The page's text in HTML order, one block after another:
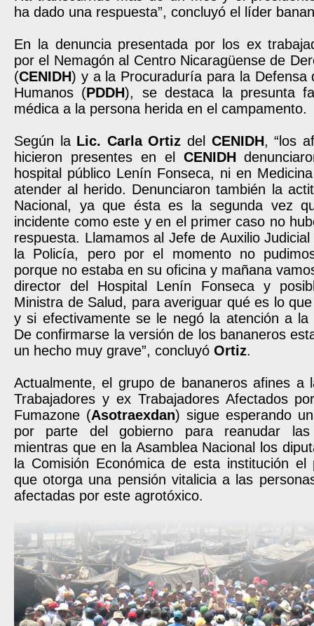
ha dado una respuesta”, concluyó el líder
En la denuncia presentada por los ex
por el Nemagón al Centro Nicaragüense de
(CENIDH) y a la Procuraduría para la Defensa
Humanos (PDDH), se destaca la presunta
médica a la persona herida en el campamento.
Según la Lic. Carla Ortiz del CENIDH, “los
hicieron presentes en el CENIDH
hospital público Lenín Fonseca, ni en
atender al herido. Denunciaron también la
Nacional, ya que ésta es la segunda vez
incidente como este y en el primer caso no
respuesta. Llamamos al Jefe de Auxilio
la Policía, pero por el momento no
porque no estaba en su oficina y mañana
director del Hospital Lenín Fonseca y
Ministra de Salud, para averiguar qué es lo
y si efectivamente se le negó la atención a la
De confirmarse la versión de los bananeros
un hecho muy grave”, concluyó Ortiz.
Actualmente, el grupo de bananeros afines a
Trabajadores y ex Trabajadores Afectados
Fumazone (Asotraexdan) sigue esperando
por parte del gobierno para reanudar las
mientras que en la Asamblea Nacional los
la Comisión Económica de esta institución
que otorga una pensión vitalicia a las
afectadas por este agrotóxico.